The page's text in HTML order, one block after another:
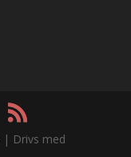
| Drivs med